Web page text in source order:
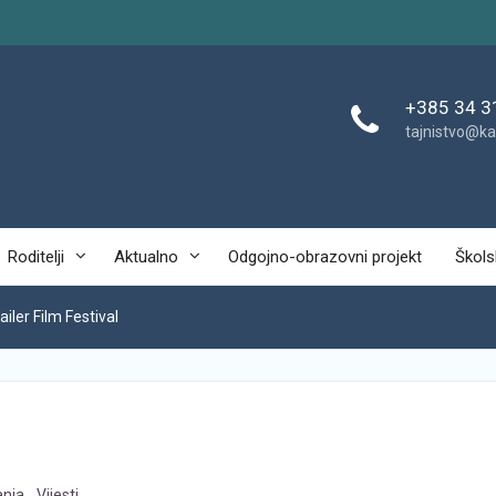
+385 34
Roditelji Aktualno Odgojno-obrazovni projekt
Film Festival